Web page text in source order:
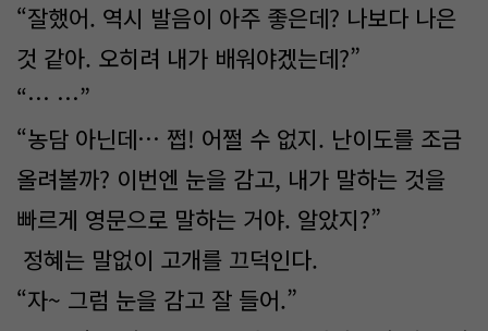
“잘했어. 역시 발음이 아주 좋은데? 나보다 나은
것 같아. 오히려 내가 배워야겠는데?”
“… …”
“농담 아닌데… 쩝! 어쩔 수 없지. 난이도를 조금
올려볼까? 이번엔 눈을 감고, 내가 말하는 것을
빠르게 영문으로 말하는 거야. 알았지?”
정혜는 말없이 고개를 끄덕인다.
“자~ 그럼 눈을 감고 잘 들어.”